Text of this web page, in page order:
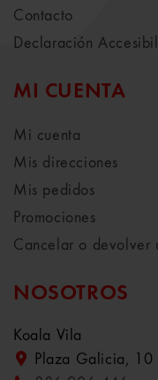
Contacto
Declaración
MI CUENTA
Mi cuenta
Mis direcciones
Mis pedidos
Promociones
Cancelar o devolver
NOSOTROS
Koala Vila
Plaza Galicia, 10